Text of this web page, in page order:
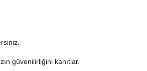
güvenilirliğini kanıtlar.